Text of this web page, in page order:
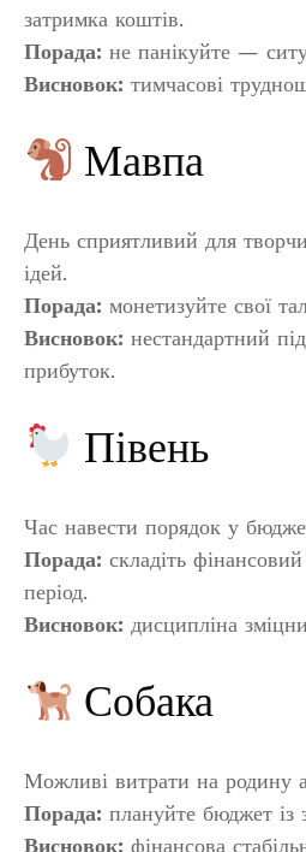
затримка коштів.
Порада: не панікуйте —
Висновок: тимчасові
Мавпа
День сприятливий для
ідей.
Порада: монетизуйте свої
Висновок: нестандартний
прибуток.
Півень
Час навести порядок у
Порада: складіть
період.
Висновок: дисципліна
Собака
Можливі витрати на родину
Порада: плануйте бюджет із
Висновок: фінансова